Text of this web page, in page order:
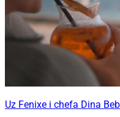
Uz Fenixe i chefa Dina